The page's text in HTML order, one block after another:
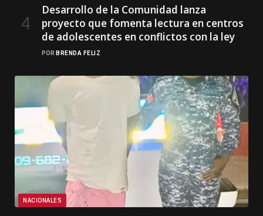
Desarrollo de la Comunidad lanza
proyecto que fomenta lectura en centros
de adolescentes en conflictos con la ley
POR BRENDA FELIZ
NACIONALES